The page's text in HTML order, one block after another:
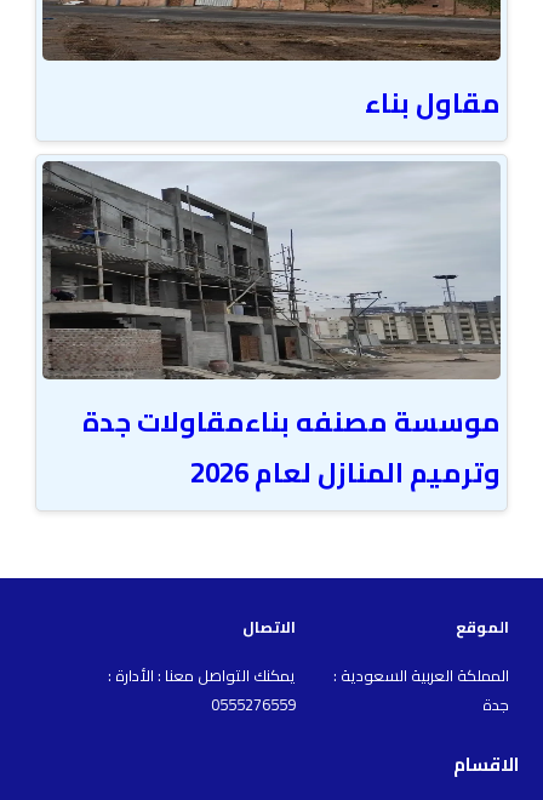
مقاول بناء
موسسة مصنفه بناءمقاولات جدة
وترميم المنازل لعام 2026
الموقع
الاتصال
المملكة العربية السعودية :
جدة
يمكنك التواصل معنا : الأدارة :
0555276559
الاقسام